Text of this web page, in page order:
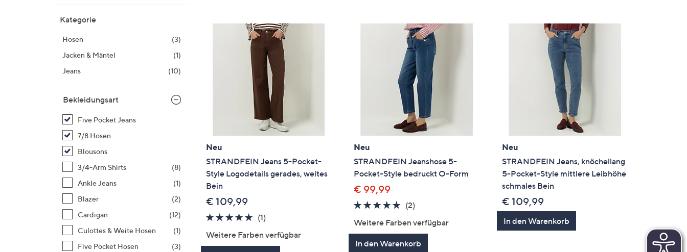
Touch-
Geräten
anzuzeigen.
Kategorie
Hosen
(3)
Jacken & Mäntel
(1)
Jeans
(10)
Bekleidungsart
Five Pocket Jeans
7/8 Hosen
Blousons
3/4-Arm Shirts
(8)
Ankle Jeans
(1)
Blazer
(2)
Cardigan
(12)
Culottes & Weite Hosen
(1)
Five Pocket Hosen
(3)
Neu
STRANDFEIN Jeans 5-Pocket-
Style Logodetails gerades, weites
Bein
€ 109,99
5.0
5
(1)1
Weitere Farben verfügbar
Neu
STRANDFEIN Jeanshose 5-
Pocket-Style bedruckt O-Form
€ 99,99
5.0
5
(2)
Weitere Farben verfügbar
In den Warenkorb
Neu
STRANDFEIN Jeans, knöchellang
5-Pocket-Style mittlere Leibhöhe
schmales Bein
€ 109,99
In den Warenkorb